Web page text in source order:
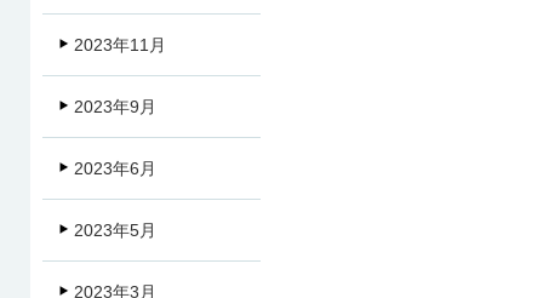
2023年11月
2023年9月
2023年6月
2023年5月
2023年3月